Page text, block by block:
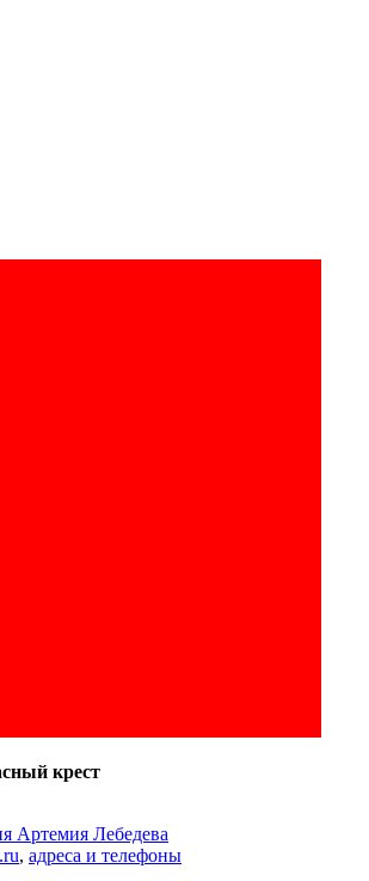
крест
Артемия Лебедева
, адреса и телефоны